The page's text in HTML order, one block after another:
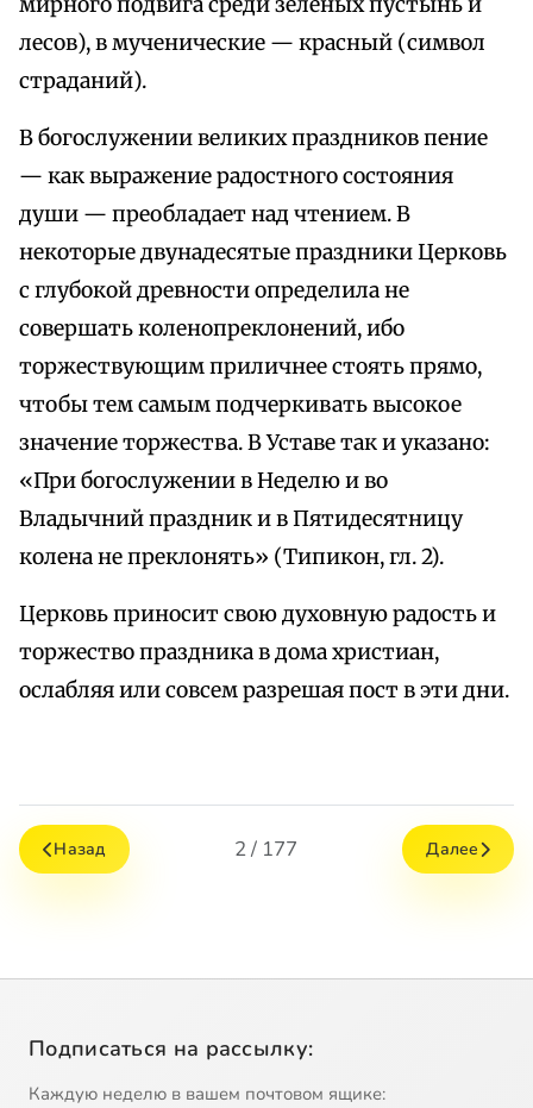
лесов), в мученические — красный (символ
страданий).
В богослужении великих праздников пение
— как выражение радостного состояния
души — преобладает над чтением. В
некоторые двунадесятые праздники Церковь
с глубокой древности определила не
совершать коленопреклонений, ибо
торжествующим приличнее стоять прямо,
чтобы тем самым подчеркивать высокое
значение торжества. В Уставе так и указано:
«При богослужении в Неделю и во
Владычний праздник и в Пятидесятницу
колена не преклонять» (Типикон, гл. 2).
Церковь приносит свою духовную радость и
торжество праздника в дома христиан,
ослабляя или совсем разрешая пост в эти дни.
Назад 2 / 177 Далее
Подписаться на рассылку:
Каждую неделю в вашем почтовом ящике: